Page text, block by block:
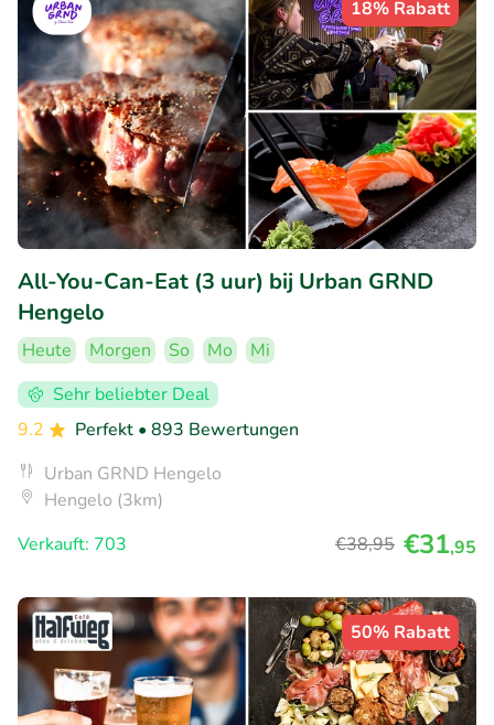
18% Rabatt
All-You-Can-Eat (3 uur) bij Urban GRND
Hengelo
Heute Morgen So Mo
Mi
Sehr beliebter Deal
9.2
Perfekt • 893 Bewertungen
Urban GRND Hengelo
Hengelo (3km)
Verkauft: 703
€38,95 €31,95
50% Rabatt